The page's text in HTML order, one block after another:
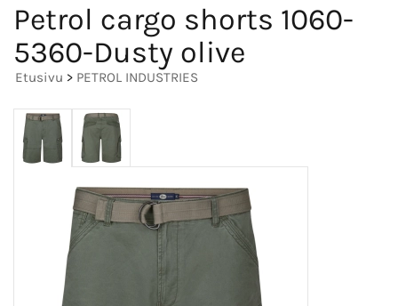
Petrol cargo shorts 1060-
5360-Dusty olive
Etusivu > PETROL INDUSTRIES